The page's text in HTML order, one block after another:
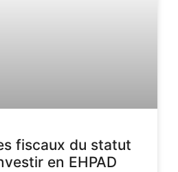
fiscaux du statut
en EHPAD